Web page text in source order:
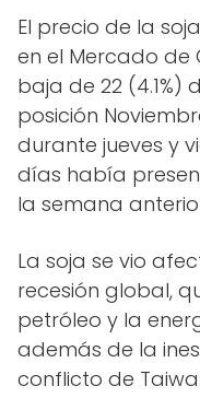
El precio de la
en el Mercado de
baja de 22
posición
durante jueves y
días había
la semana
La soja se vio
recesión global,
petróleo y la
además de la
conflicto de